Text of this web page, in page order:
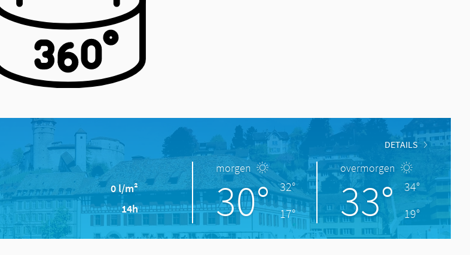
DETAILS
0 l/m²
14h
morgen
30°
32°
17°
overmorgen
33°
34°
19°